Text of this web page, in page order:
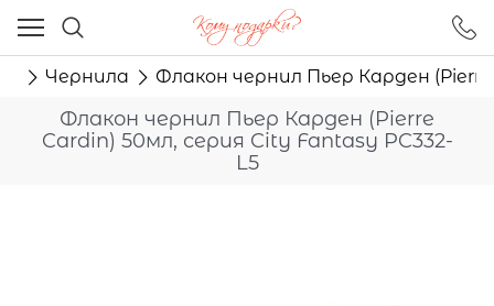
Чернила Флакон чернил Пьер Карден
Флакон чернил Пьер Карден (Pierre
Cardin) 50мл, серия City Fantasy PC332-
L5
Ваш город - Москва,
угадали?
ДА НЕТ